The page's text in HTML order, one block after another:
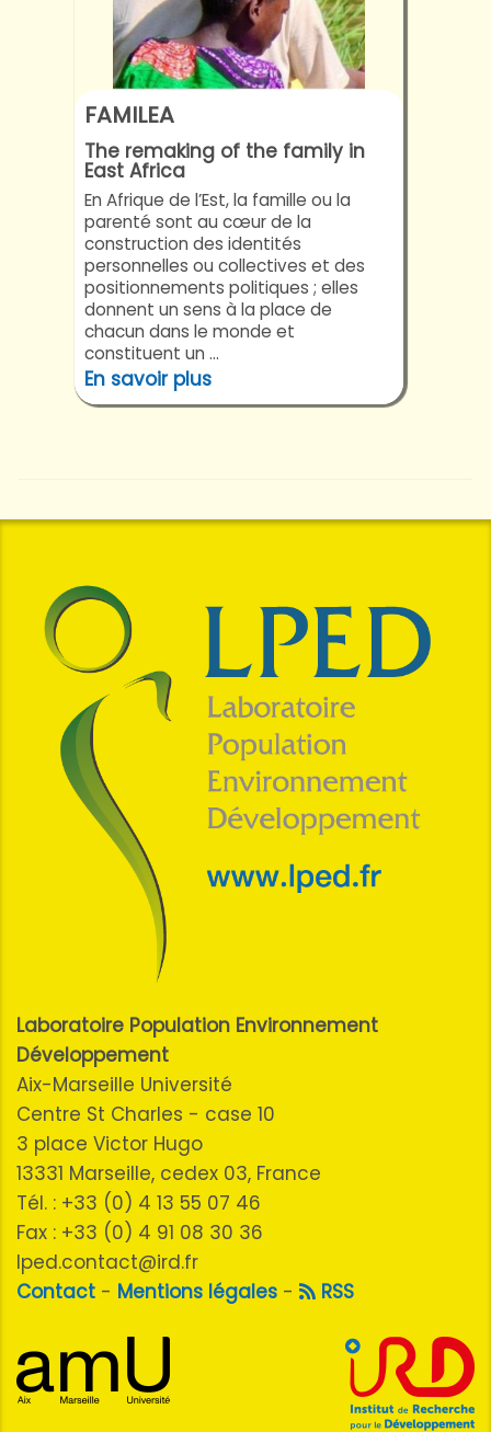
FAMILEA
The remaking of the family in
East Africa
En Afrique de l’Est, la famille ou la
parenté sont au cœur de la
construction des identités
personnelles ou collectives et des
positionnements politiques ; elles
donnent un sens à la place de
chacun dans le monde et
constituent un ...
En savoir plus
Laboratoire Population Environnement
Développement
Aix-Marseille Université
Centre St Charles - case 10
3 place Victor Hugo
13331 Marseille, cedex 03, France
Tél. : +33 (0) 4 13 55 07 46
Fax : +33 (0) 4 91 08 30 36
lped.contact@ird.fr
Contact - Mentions légales - RSS